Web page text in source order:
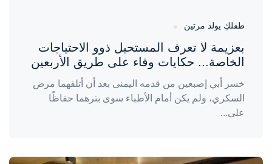
طفلكِ يولد مرتين
بعزيمة لا تعرف المستحيل ذوو الاحتياجات
الخاصة... حكايات وفاء على طريق الأربعين
خسر أبي إصبعين من قدمه اليمنى بعد أن أتلفهما مرض
السكري، ولم يكن أمام الأطباء سوى بترهما حفاظًا
على...